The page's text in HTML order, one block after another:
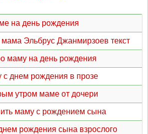
на день рождения
Эльбрус Джанмирзоев текст
маму на день рождения
днем рождения в прозе
утром маме от дочери
маму с рождением сына
рождения сына взрослого